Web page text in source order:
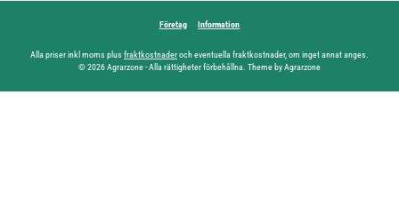
Företag Information
Alla priser inkl moms plus fraktkostnaderoch eventuella fraktkostnader, om inget annat anges.
© 2026 Agrarzone - Alla rättigheter förbehållna. Theme by Agrarzone